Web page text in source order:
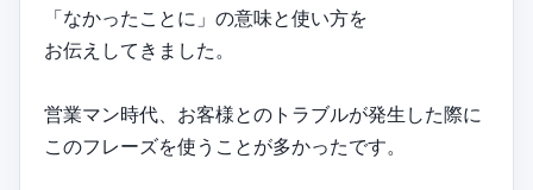
「なかったことに」の意味と使い方を
お伝えしてきました。
営業マン時代、お客様とのトラブルが発生した際に
このフレーズを使うことが多かったです。